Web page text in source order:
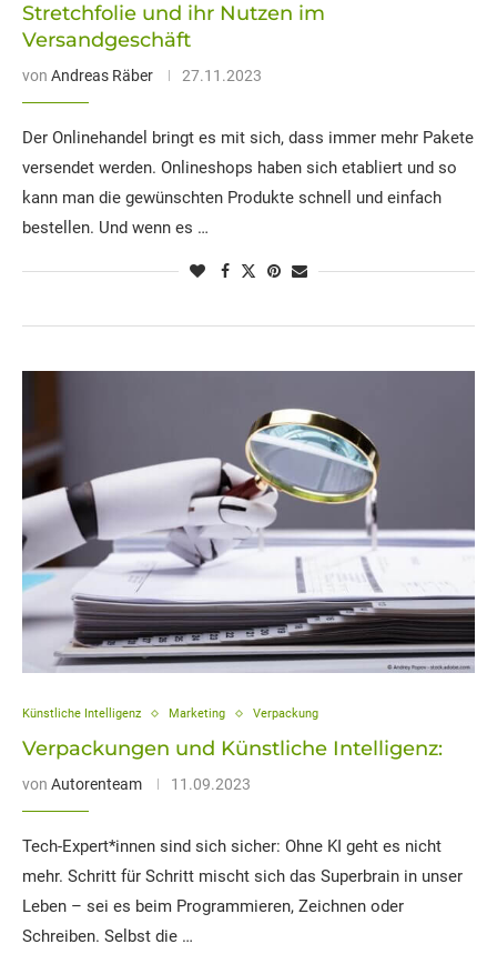
Stretchfolie und ihr Nutzen im
Versandgeschäft
von Andreas Räber 27.11.2023
Der Onlinehandel bringt es mit sich, dass immer mehr Pakete
versendet werden. Onlineshops haben sich etabliert und so
kann man die gewünschten Produkte schnell und einfach
bestellen. Und wenn es …
Künstliche Intelligenz Marketing Verpackung
Verpackungen und Künstliche Intelligenz:
von Autorenteam 11.09.2023
Tech-Expert*innen sind sich sicher: Ohne KI geht es nicht
mehr. Schritt für Schritt mischt sich das Superbrain in unser
Leben – sei es beim Programmieren, Zeichnen oder
Schreiben. Selbst die …